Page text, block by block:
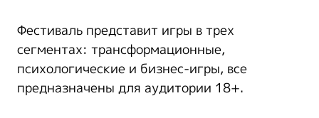
Фестиваль представит игры в трех
сегментах: трансформационные,
психологические и бизнес-игры, все
предназначены для аудитории 18+.